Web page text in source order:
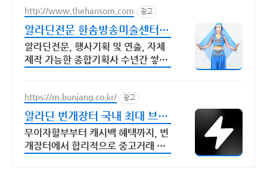
http://www.thehansom.com 광고
알라딘전문 한솜방송미술센터
당일 배송 및 수령가능!
알라딘전문, 행사기획 및 연출, 자체
제작 가능한 종합기획사 수년간 쌓아
https://m.bunjang.co.kr/ 광고
알라딘 번개장터 국내 최대 브랜
드 중고거래
무이자할부부터 캐시백 혜택까지, 번
개장터에서 합리적으로 중고거래 하